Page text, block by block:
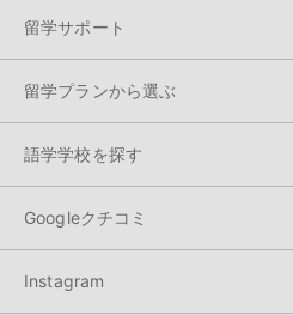
留学サポート
留学プランから選ぶ
語学学校を探す
Googleクチコミ
Instagram